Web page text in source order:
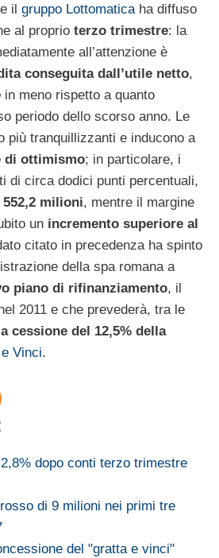
il gruppo Lottomaticaha diffuso
al proprio terzo trimestre: la
all’attenzione è
conseguita dall’utile netto,
in meno rispetto a quanto
periodo dello scorso anno. Le
più tranquillizzanti e inducono a
di ottimismo; in particolare, i
di circa dodici punti percentuali,
552,2 milioni, mentre il margine
un incremento superiore al
citato in precedenza ha spinto
della spa romana a
piano di rifinanziamento, il
2011 e che prevederà, tra le
cessione del 12,5% della
Vinci.
dopo conti terzo trimestre
di 9 milioni nei primi tre
del "gratta e vinci"